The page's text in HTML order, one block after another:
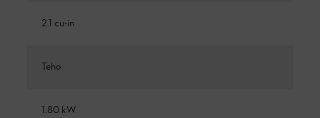
2.1 cu-in
Teho
1.80 kW